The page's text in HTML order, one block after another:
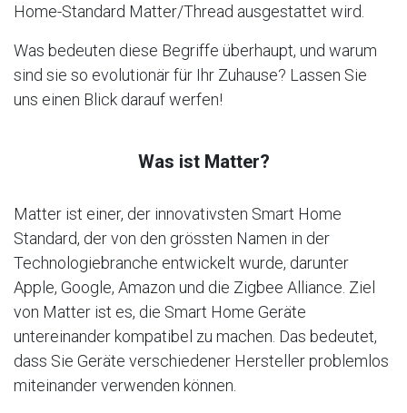
Home-Standard Matter/Thread ausgestattet wird.
Was bedeuten diese Begriffe überhaupt, und warum
sind sie so evolutionär für Ihr Zuhause? Lassen Sie
uns einen Blick darauf werfen!
Was ist Matter?
Matter ist einer, der innovativsten Smart Home
Standard, der von den grössten Namen in der
Technologiebranche entwickelt wurde, darunter
Apple, Google, Amazon und die Zigbee Alliance. Ziel
von Matter ist es, die Smart Home Geräte
untereinander kompatibel zu machen. Das bedeutet,
dass Sie Geräte verschiedener Hersteller problemlos
miteinander verwenden können.